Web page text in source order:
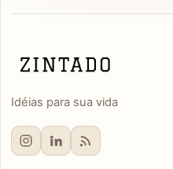
Idéias para sua vida